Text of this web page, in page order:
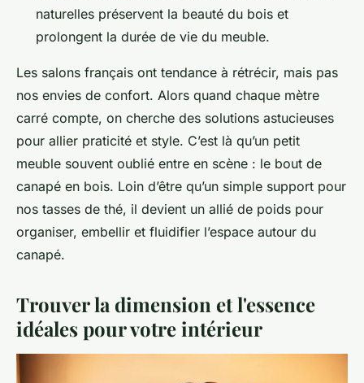
naturelles préservent la beauté du bois et
prolongent la durée de vie du meuble.
Les salons français ont tendance à rétrécir, mais pas
nos envies de confort. Alors quand chaque mètre
carré compte, on cherche des solutions astucieuses
pour allier praticité et style. C’est là qu’un petit
meuble souvent oublié entre en scène : le bout de
canapé en bois. Loin d’être qu’un simple support pour
nos tasses de thé, il devient un allié de poids pour
organiser, embellir et fluidifier l’espace autour du
canapé.
Trouver la dimension et l'essence
idéales pour votre intérieur